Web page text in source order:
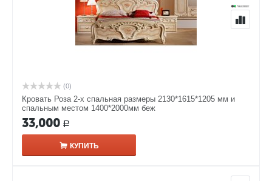
(0)
Кровать Роза 2-х спальная размеры 2130*1615*1205 мм и
спальным местом 1400*2000мм беж
33,000 Р
КУПИТЬ